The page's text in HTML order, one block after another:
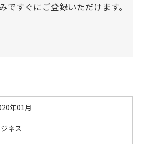
ですぐにご登録いただけます。
年01月
ネス